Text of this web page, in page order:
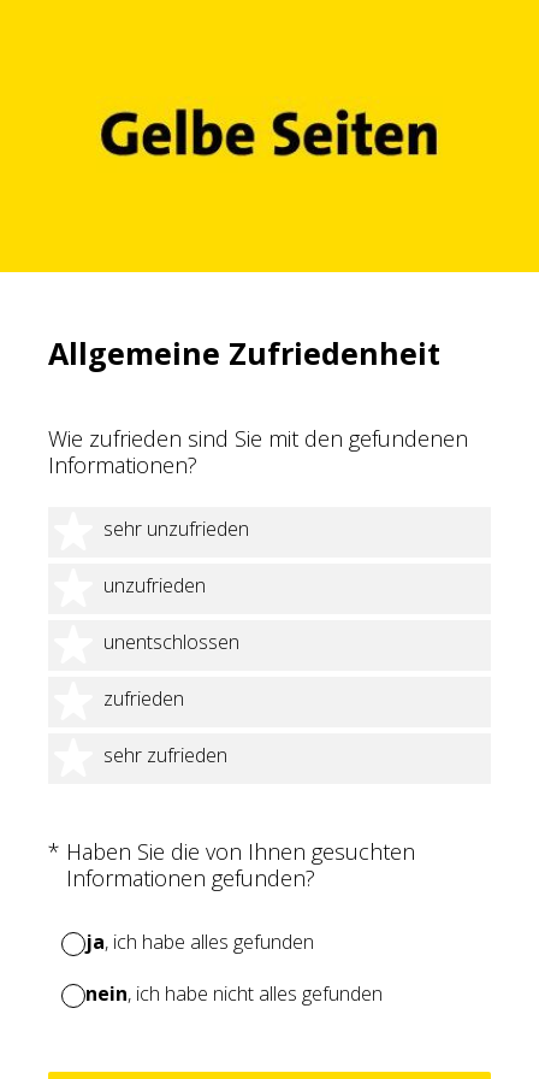
Allgemeine Zufriedenheit
Wie zufrieden sind Sie mit den gefundenen
Informationen?
sehr unzufrieden
1 Stern
unzufrieden
2 Sterne
unentschlossen
3 Sterne
zufrieden
4 Sterne
sehr zufrieden
5 Sterne
* Haben Sie die von Ihnen gesuchten
Informationen gefunden?
(Erforderlich.)
ja, ich habe alles gefunden
nein, ich habe nicht alles gefunden